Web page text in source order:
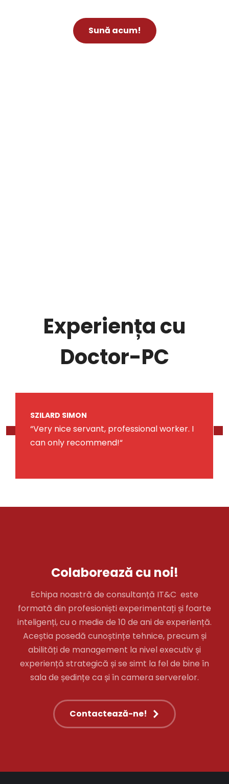
Sună acum!
Experiența cu
Doctor-PC
SZILARD SIMON
“Very nice servant, professional worker. I
can only recommend!“
Colaborează cu noi!
Echipa noastră de consultanță IT&C este
formată din profesioniști experimentați și foarte
inteligenți, cu o medie de 10 de ani de experiență.
Aceștia posedă cunoștințe tehnice, precum și
abilități de management la nivel executiv și
experiență strategică și se simt la fel de bine în
sala de ședințe ca și în camera serverelor.
Contactează-ne!